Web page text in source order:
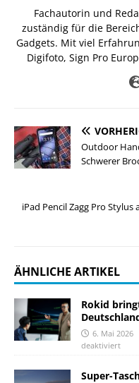
Fachautorin und
zuständig für die
Gadgets. Mit viel
Digifoto, Sign Pro
Outdoor
Schwerer
iPad Pencil Zagg Pro
ÄHNLICHE ARTIKEL
Rokid
6. Mai 2026
deaktiviert
Super-